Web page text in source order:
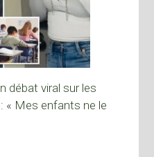
débat viral sur les
« Mes enfants ne le